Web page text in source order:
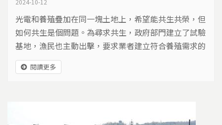
2024-10-12
光電和養殖疊加在同一塊土地上，希望能共生共榮，但
如何共生是個問題。為尋求共生，政府部門建立了試驗
基地，漁民也主動出擊，要求業者建立符合養殖需求的
案場。有好的規劃，漁電才能共生，但好的案例又在哪
裡？閱讀更多